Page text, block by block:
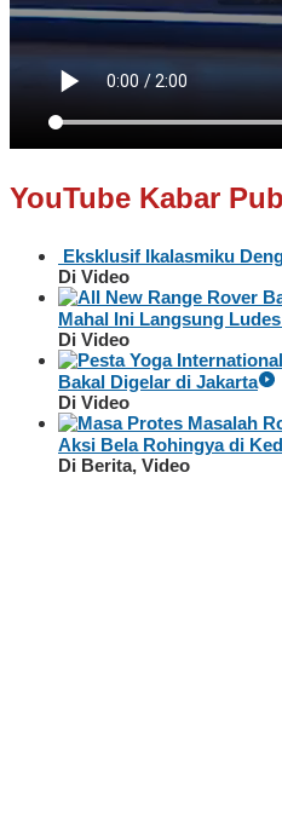
YouTube Kabar
Eksklusif Ikalasmiku
Di Video
Mahal Ini Langsung
Di Video
Bakal Digelar di Jakarta
Di Video
Aksi Bela Rohingya di
Di Berita, Video